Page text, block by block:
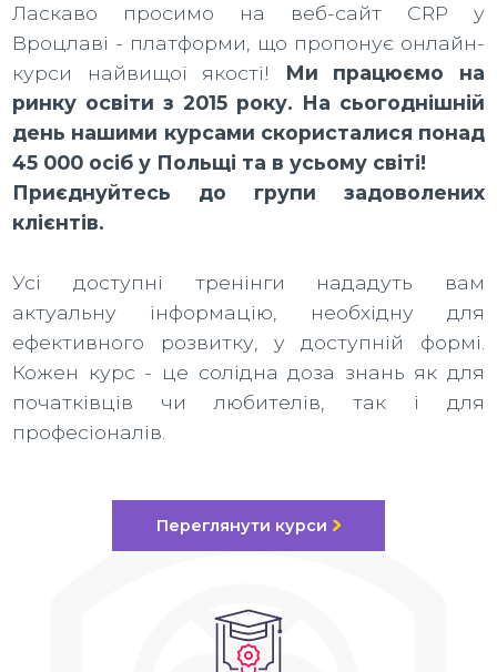
Ласкаво просимо на веб-сайт CRP у
Вроцлаві - платформи, що пропонує онлайн-
курси найвищої якості!
Ми працюємо на
ринку освіти з 2015 року. На сьогоднішній
день нашими курсами скористалися понад
45 000 осіб у Польщі та в усьому світі!
Приєднуйтесь до групи задоволених
клієнтів.
Усі доступні тренінги нададуть вам
актуальну інформацію, необхідну для
ефективного розвитку, у доступній формі.
Кожен курс - це солідна доза знань як для
початківців чи любителів, так і для
професіоналів.
Переглянути курси